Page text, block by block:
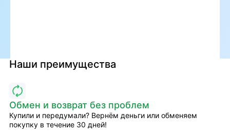
Наши преимущества
Обмен и возврат без проблем
Купили и передумали? Вернём деньги или обменяем
покупку в течение 30 дней!